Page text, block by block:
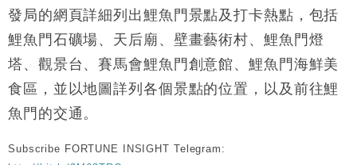
發局的網頁詳細列出鯉魚門景點及打卡熱點，包括
鯉魚門石礦場、天后廟、壁畫藝術村、鯉魚門燈
塔、觀景台、賽馬會鯉魚門創意館、鯉魚門海鮮美
食區，並以地圖詳列各個景點的位置，以及前往鯉
魚門的交通。
Subscribe FORTUNE INSIGHT Telegram: